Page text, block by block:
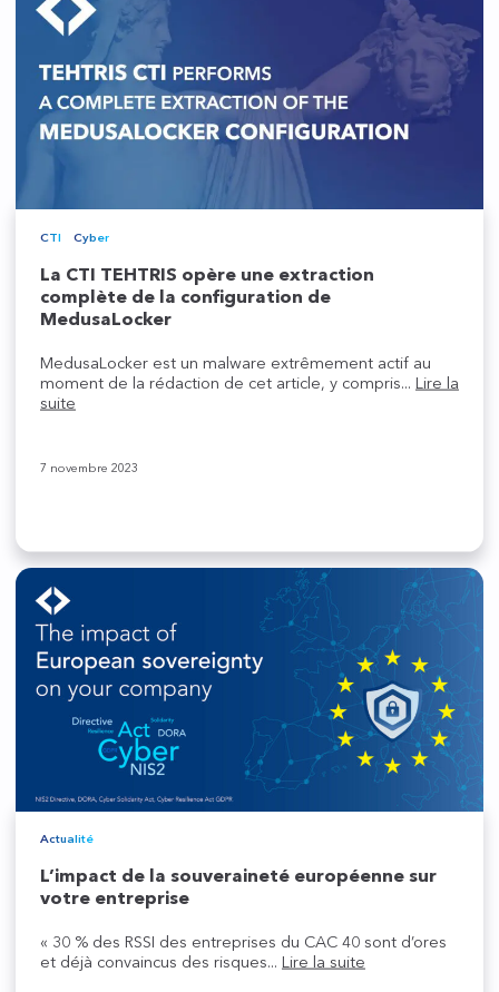
CTI Cyber
La CTI TEHTRIS opère une extraction
complète de la configuration de
MedusaLocker
MedusaLocker est un malware extrêmement actif au
moment de la rédaction de cet article, y compris... Lire la
suite
7 novembre 2023
Actualité
L’impact de la souveraineté européenne sur
votre entreprise
« 30 % des RSSI des entreprises du CAC 40 sont d’ores
et déjà convaincus des risques... Lire la suite